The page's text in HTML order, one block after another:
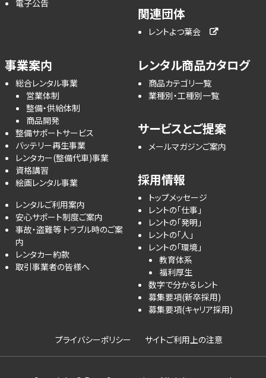
電子公告
関連団体
レントよつ葉会
事業案内
総合レンタル事業
営業体制
整備・供給体制
商品開発
整備サポートサービス
バッテリー再生事業
レンタカー(整備代車)事業
資格講習
絵画レンタル事業
レンタルご利用案内
安心サポート制度ご案内
事故・盗難等 トラブル時のご案
内
レンタカー約款
取引事業者の皆様へ
レンタル商品カタログ
商品カテゴリ一覧
業種別・工種別一覧
サービスとご提案
メールマガジンご案内
採用情報
トップメッセージ
レントの「仕事」
レントの「発明」
レントの「人」
レントの「環境」
教育体系
福利厚生
数字で分かるレント
募集要項(新卒採用)
募集要項(キャリア採用)
プライバシーポリシー サイトご利用上の注意